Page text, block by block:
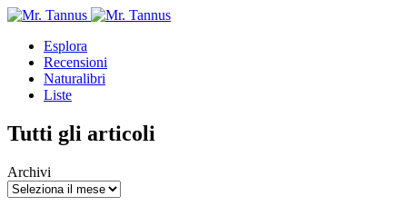
Esplora
Recensioni
Naturalibri
Liste
Tutti gli articoli
Archivi